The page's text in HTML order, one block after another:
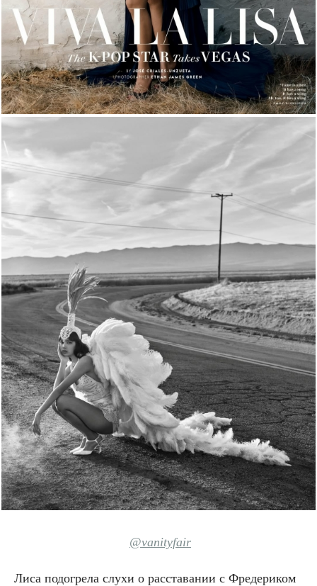
@vanityfair
Лиса подогрела слухи о расставании с Фредериком